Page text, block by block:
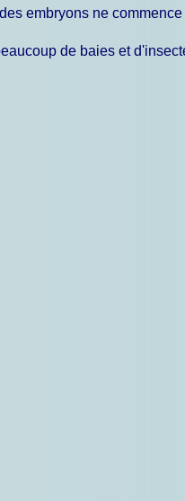
embryons ne
de baies et